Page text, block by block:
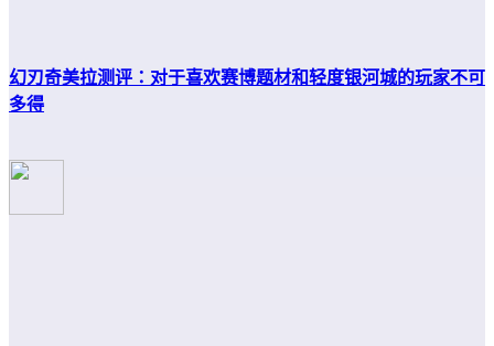
幻刃奇美拉测评：对于喜欢赛博题材和轻度银河城的玩家不可
多得